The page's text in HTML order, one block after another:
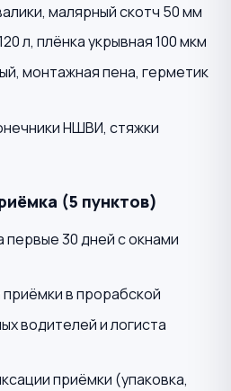
малярный скотч 50 мм
л, плёнка укрывная 100 мкм
монтажная пена, герметик
НШВИ, стяжки
(5 пунктов)
первые 30 дней с окнами
в прорабской
водителей и логиста
приёмки (упаковка,